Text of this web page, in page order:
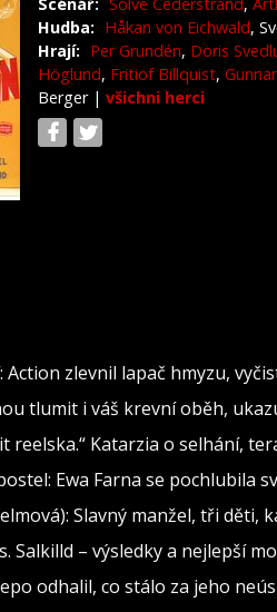
Hudba: Håkan von Eichwald,
Hrají: Per Grundén, Doris
Höglund, Fritiof Billquist,
Berger | všichni herci
zlevnil lapač hmyzu,
tlumit i váš krevní oběh,
reelska.“ Katarzia o selhání,
Ewa Farna se pochlubila
Slavný manžel, tři děti,
Salkilld – výsledky a nejlepší
odhalil, co stálo za jeho